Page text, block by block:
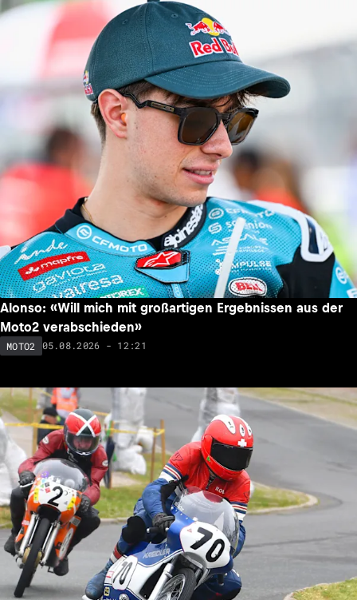
Alonso: «Will mich mit großartigen Ergebnissen aus der
Moto2 verabschieden»
MOTO2 05.08.2026 - 12:21